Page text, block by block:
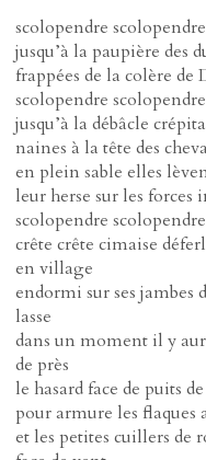
scolopendre scolopendre
jusqu’à la paupière des
frappées de la colère de
scolopendre scolopendre
jusqu’à la débâcle
naines à la tête des
en plein sable elles
leur herse sur les forces
scolopendre scolopendre
crête crête cimaise
en village
endormi sur ses jambes
lasse
dans un moment il y
de près
le hasard face de puits
pour armure les flaques
et les petites cuillers de